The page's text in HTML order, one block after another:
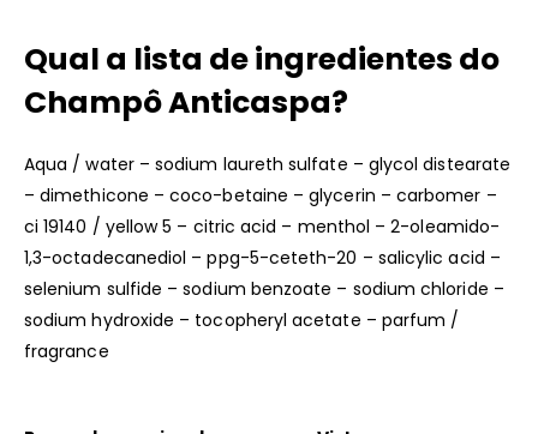
Qual a lista de ingredientes do
Champô Anticaspa?
Aqua / water – sodium laureth sulfate – glycol distearate
– dimethicone – coco-betaine – glycerin – carbomer –
ci 19140 / yellow 5 – citric acid – menthol – 2-oleamido-
1,3-octadecanediol – ppg-5-ceteth-20 – salicylic acid –
selenium sulfide – sodium benzoate – sodium chloride –
sodium hydroxide – tocopheryl acetate – parfum /
fragrance